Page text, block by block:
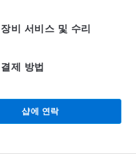
장비 서비스 및 수리
결제 방법
샵에 연락